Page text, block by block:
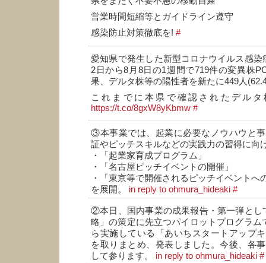
営業時間短縮等とガイドライン遵守
感染防止対策徹底を! #
愛知県で発生した新型コロナウイルス感染
2日から8月8日の1週間で719件の変異株
果、デルタ株等の陽性者を新たに449人
これまでに本県で確認されたデル
https://t.co/8gxW8yKbmw #
③本事業では、起業に必要なノウハウと
証やピッチスキルなどの実践力の習得に向
・「起業家育成プログラム」
・「名古屋ピッチイベントの開催」
・「東京等で開催されるピッチイベントへ
を展開。 in reply to ohmura_hideaki #
②本日、国内事業の成果報告・第一弾とし
略」の策定に先立つパイロットプログラム
ら実施している「あいちスタートアップ
を取りまとめ、発表しました。今後、各
して参ります。 in reply to ohmura_hideaki #